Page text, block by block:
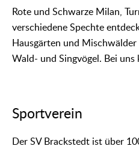
Rote und Schwarze Milan,
verschiedene Spechte
Hausgärten und
Wald- und Singvögel. Bei uns
Sportverein
Der SV Brackstedt ist über